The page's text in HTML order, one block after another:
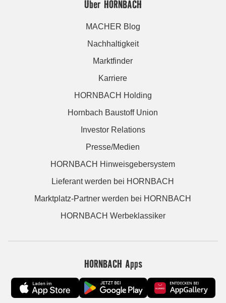
Über HORNBACH
MACHER Blog
Nachhaltigkeit
Marktfinder
Karriere
HORNBACH Holding
Hornbach Baustoff Union
Investor Relations
Presse/Medien
HORNBACH Hinweisgebersystem
Lieferant werden bei HORNBACH
Marktplatz-Partner werden bei HORNBACH
HORNBACH Werbeklassiker
HORNBACH Apps